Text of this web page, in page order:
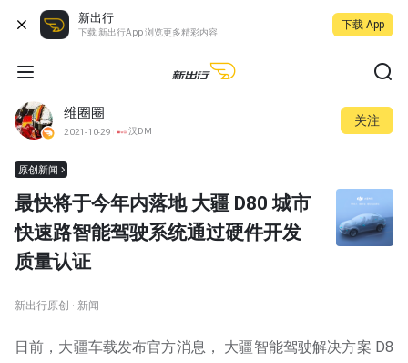
新出行
下载 新出行App 浏览更多精彩内容
下载 App
维圈圈
2021-10-29 汉DM
关注
原创新闻
最快将于今年内落地 大疆 D80 城市
快速路智能驾驶系统通过硬件开发
质量认证
新出行原创 · 新闻
日前，大疆车载发布官方消息， 大疆智能驾驶解决方案 D8